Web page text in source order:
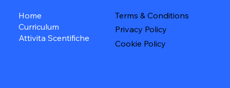
Home
Curriculum
Attivita Scentifiche
Cookie Policy
Privacy Policy
Terms & Conditions